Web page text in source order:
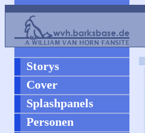
Storys
Cover
Splashpanels
Personen